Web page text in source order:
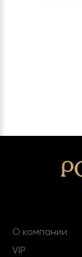
О компании
VIP